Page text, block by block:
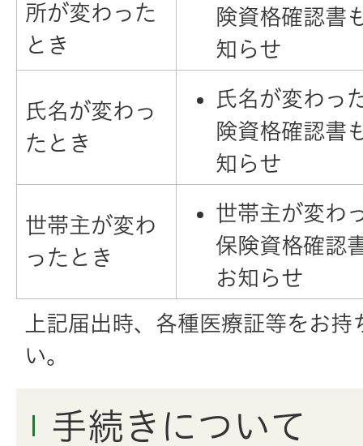
所が変わった
とき
険資格確認書
知らせ
氏名が変わっ
たとき
氏名が変わっ
険資格確認書
知らせ
世帯主が変わ
ったとき
世帯主が変わ
保険資格確認
お知らせ
上記届出時、各種医療証等をお
い。
手続きについて